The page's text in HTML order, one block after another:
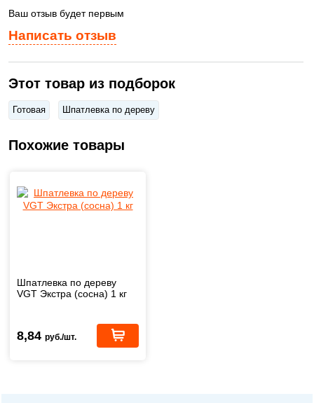
Написать отзыв
Ваш отзыв будет первым
Этот товар из подборок
Готовая Шпатлевка по дереву
Похожие товары
Шпатлевка по дереву
VGT Экстра (сосна) 1 кг
8,84 руб./шт.